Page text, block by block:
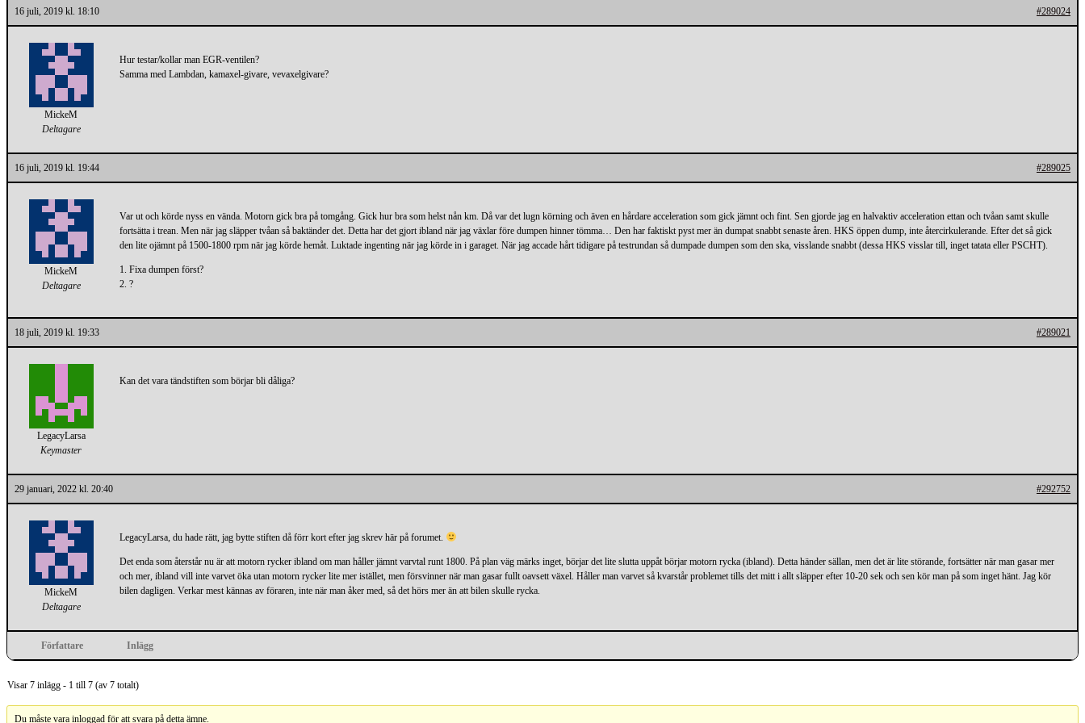
16 juli, 2019 kl. 18:10 #289024
MickeM
Deltagare
Hur testar/kollar man EGR-ventilen?
Samma med Lambdan, kamaxel-givare, vevaxelgivare?
16 juli, 2019 kl. 19:44 #289025
MickeM
Deltagare
Var ut och körde nyss en vända. Motorn gick bra på tomgång. Gick hur bra som helst nån km. Då var det lugn körning och även en hårdare acceleration som gick jämnt och fint. Sen gjorde jag en halvaktiv acceleration ettan och tvåan samt skulle
fortsätta i trean. Men när jag släpper tvåan så baktänder det. Detta har det gjort ibland när jag växlar före dumpen hinner tömma… Den har faktiskt pyst mer än dumpat snabbt senaste åren. HKS öppen dump, inte återcirkulerande. Efter det så gick
den lite ojämnt på 1500-1800 rpm när jag körde hemåt. Luktade ingenting när jag körde in i garaget. När jag accade hårt tidigare på testrundan så dumpade dumpen som den ska, visslande snabbt (dessa HKS visslar till, inget tatata eller PSCHT).
1. Fixa dumpen först?
2. ?
18 juli, 2019 kl. 19:33 #289021
LegacyLarsa
Keymaster
Kan det vara tändstiften som börjar bli dåliga?
29 januari, 2022 kl. 20:40 #292752
MickeM
Deltagare
LegacyLarsa, du hade rätt, jag bytte stiften då förr kort efter jag skrev här på forumet.
Det enda som återstår nu är att motorn rycker ibland om man håller jämnt varvtal runt 1800. På plan väg märks inget, börjar det lite slutta uppåt börjar motorn rycka (ibland). Detta händer sällan, men det är lite störande, fortsätter när man gasar mer
och mer, ibland vill inte varvet öka utan motorn rycker lite mer istället, men försvinner när man gasar fullt oavsett växel. Håller man varvet så kvarstår problemet tills det mitt i allt släpper efter 10-20 sek och sen kör man på som inget hänt. Jag kör
bilen dagligen. Verkar mest kännas av föraren, inte när man åker med, så det hörs mer än att bilen skulle rycka.
Författare Inlägg
Visar 7 inlägg - 1 till 7 (av 7 totalt)
Du måste vara inloggad för att svara på detta ämne.